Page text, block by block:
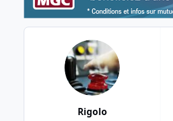
Rigolo